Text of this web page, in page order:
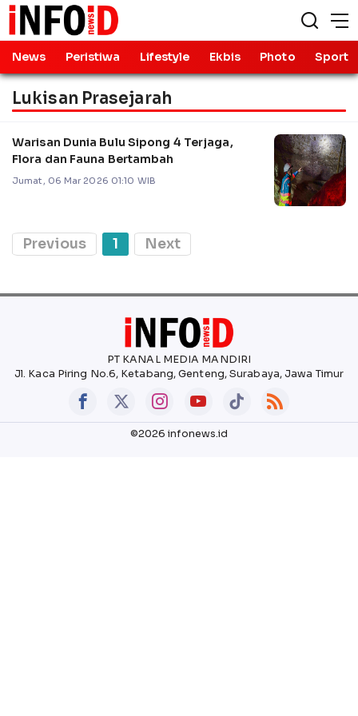
News Peristiwa Lifestyle Ekbis Photo Sport
Lukisan Prasejarah
Warisan Dunia Bulu Sipong 4 Terjaga,
Flora dan Fauna Bertambah
Jumat, 06 Mar 2026 01:10 WIB
Previous 1 Next
PT KANAL MEDIA MANDIRI
Jl. Kaca Piring No.6, Ketabang, Genteng, Surabaya, Jawa Timur
©2026 infonews.id